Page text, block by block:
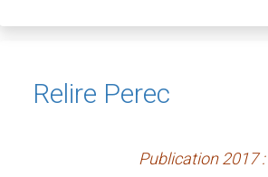
Relire Perec
Publication 2017